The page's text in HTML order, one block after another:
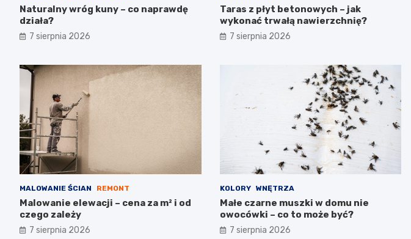
Naturalny wróg kuny – co naprawdę
działa?
7 sierpnia 2026
Taras z płyt betonowych – jak
wykonać trwałą nawierzchnię?
7 sierpnia 2026
MALOWANIE ŚCIAN REMONT
Malowanie elewacji – cena za m² i od
czego zależy
7 sierpnia 2026
KOLORY WNĘTRZA
Małe czarne muszki w domu nie
owocówki – co to może być?
7 sierpnia 2026